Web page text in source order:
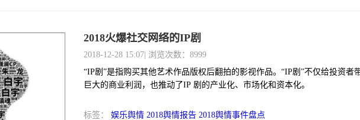
2018火爆社交网络的IP剧
2018-12-28 15:07| 浏览次数：8999
“IP剧”是指购买其他艺术作品版权后翻拍的影视作品。“IP剧”不仅给投资者
巨大的商业利润，也推动了IP 剧的产业化、市场化和资本化。
标签： 娱乐舆情 2018舆情报告 2018舆情事件盘点